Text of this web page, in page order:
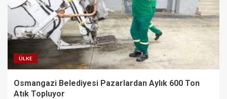
ÜLKE
Osmangazi Belediyesi Pazarlardan Aylık 600 Ton
Atık Topluyor